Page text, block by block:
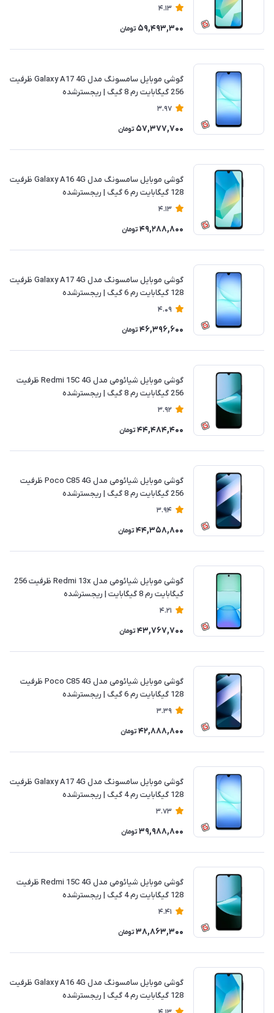
4.13
59,493,300 تومان
گوشی موبایل سامسونگ مدل Galaxy A17 4G ظرفیت
256 گیگابایت رم 8 گیگ | ریجسترشده
3.97
57,377,700 تومان
گوشی موبایل سامسونگ مدل Galaxy A16 4G ظرفیت
128 گیگابایت رم 6 گیگ | ریجسترشده
4.13
49,288,800 تومان
گوشی موبایل سامسونگ مدل Galaxy A17 4G ظرفیت
128 گیگابایت رم 6 گیگ | ریجسترشده
4.09
46,396,600 تومان
گوشی موبایل شیائومی مدل Redmi 15C 4G ظرفیت
256 گیگابایت رم 8 گیگ | ریجسترشده
3.92
44,484,400 تومان
گوشی موبایل شیائومی مدل Poco C85 4G ظرفیت
256 گیگابایت رم 8 گیگ | ریجسترشده
3.94
44,358,800 تومان
گوشی موبایل شیائومی مدل Redmi 13x ظرفیت 256
گیگابایت رم 8 گیگابایت | ریجسترشده
4.21
43,767,700 تومان
گوشی موبایل شیائومی مدل Poco C85 4G ظرفیت
128 گیگابایت رم 6 گیگ | ریجسترشده
3.39
42,888,800 تومان
گوشی موبایل سامسونگ مدل Galaxy A17 4G ظرفیت
128 گیگابایت رم 4 گیگ | ریجسترشده
3.73
39,988,800 تومان
گوشی موبایل شیائومی مدل Redmi 15C 4G ظرفیت
128 گیگابایت رم 4 گیگ | ریجسترشده
4.41
38,863,300 تومان
گوشی موبایل سامسونگ مدل Galaxy A16 4G ظرفیت
128 گیگابایت رم 4 گیگ | ریجسترشده